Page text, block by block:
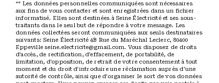
** Les données personnelles communiquées sont nécessaires
aux fins de vous contacter et sont enregistrées dans un fichier
informatisé. Elles sont destinées à Seine Électricité et ses sous-
traitants dans le seul but de répondre à votre message. Les
données collectées seront communiquées aux seuls destinataires
suivants: Seine Électricité 4B Rue du Maréchal Leclerc, 80400
Eppeville seine.electricite@gmail.com. Vous disposez de droits
d’accès, de rectification, d’effacement, de portabilité, de
limitation, d’opposition, de retrait de votre consentement à tout
moment et du droit d’introduire une réclamation auprès d’une
autorité de contrôle, ainsi que d’organiser le sort de vos données